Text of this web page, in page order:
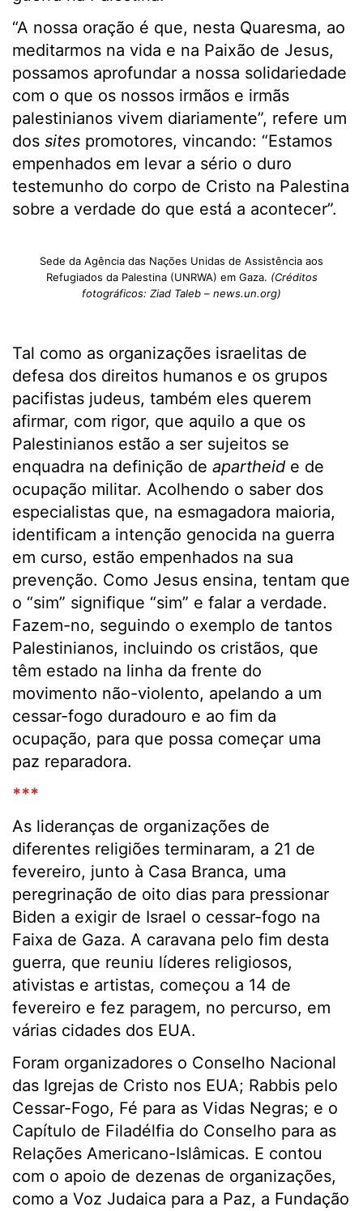
“A nossa oração é que, nesta Quaresma, ao
meditarmos na vida e na Paixão de Jesus,
possamos aprofundar a nossa solidariedade
com o que os nossos irmãos e irmãs
palestinianos vivem diariamente”, refere um
dos sites promotores, vincando: “Estamos
empenhados em levar a sério o duro
testemunho do corpo de Cristo na Palestina
sobre a verdade do que está a acontecer”.
Sede da Agência das Nações Unidas de Assistência aos
Refugiados da Palestina (UNRWA) em Gaza. (Créditos
fotográficos: Ziad Taleb – news.un.org)
Tal como as organizações israelitas de
defesa dos direitos humanos e os grupos
pacifistas judeus, também eles querem
afirmar, com rigor, que aquilo a que os
Palestinianos estão a ser sujeitos se
enquadra na definição de apartheid e de
ocupação militar. Acolhendo o saber dos
especialistas que, na esmagadora maioria,
identificam a intenção genocida na guerra
em curso, estão empenhados na sua
prevenção. Como Jesus ensina, tentam que
o “sim” signifique “sim” e falar a verdade.
Fazem-no, seguindo o exemplo de tantos
Palestinianos, incluindo os cristãos, que
têm estado na linha da frente do
movimento não-violento, apelando a um
cessar-fogo duradouro e ao fim da
ocupação, para que possa começar uma
paz reparadora.
***
As lideranças de organizações de
diferentes religiões terminaram, a 21 de
fevereiro, junto à Casa Branca, uma
peregrinação de oito dias para pressionar
Biden a exigir de Israel o cessar-fogo na
Faixa de Gaza. A caravana pelo fim desta
guerra, que reuniu líderes religiosos,
ativistas e artistas, começou a 14 de
fevereiro e fez paragem, no percurso, em
várias cidades dos EUA.
Foram organizadores o Conselho Nacional
das Igrejas de Cristo nos EUA; Rabbis pelo
Cessar-Fogo, Fé para as Vidas Negras; e o
Capítulo de Filadélfia do Conselho para as
Relações Americano-Islâmicas. E contou
com o apoio de dezenas de organizações,
como a Voz Judaica para a Paz, a Fundação